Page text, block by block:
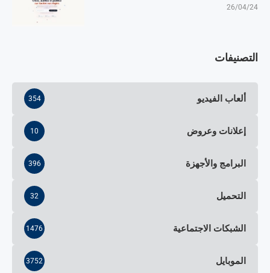
26/04/24
التصنيفات
ألعاب الفيديو 354
إعلانات وعروض 10
البرامج والأجهزة 396
التحميل 32
الشبكات الاجتماعية 1476
الموبايل 3752